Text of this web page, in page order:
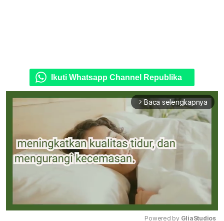
Ikuti Whatsapp Channel Republika
arrow_forward_ios Baca selengkapnya
Powered by GliaStudios